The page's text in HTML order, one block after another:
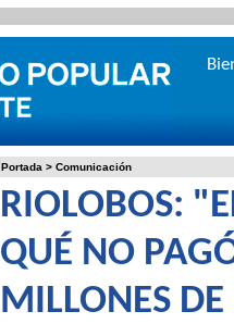
Portada > Comunicación
RIOLOBOS:
QUÉ NO
MILLONES